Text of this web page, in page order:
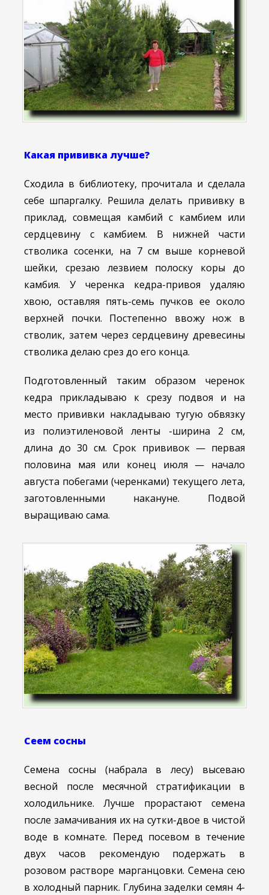
Какая прививка лучше?
Сходила в библиотеку, прочитала и сделала
себе шпаргалку. Решила делать прививку в
приклад, совмещая камбий с камбием или
сердцевину с камбием. В нижней части
стволика сосенки, на 7 см выше корневой
шейки, срезаю лезвием полоску коры до
камбия. У черенка кедра-привоя удаляю
хвою, оставляя пять-семь пучков ее около
верхней почки. Постепенно ввожу нож в
стволик, затем через сердцевину древесины
стволика делаю срез до его конца.
Подготовленный таким образом черенок
кедра прикладываю к срезу подвоя и на
место прививки накладываю тугую обвязку
из полиэтиленовой ленты -ширина 2 см,
длина до 30 см. Срок прививок — первая
половина мая или конец июля — начало
августа побегами (черенками) текущего лета,
заготовленными накануне. Подвой
выращиваю сама.
Сеем сосны
Семена сосны (набрала в лесу) высеваю
весной после месячной стратификации в
холодильнике. Лучше прорастают семена
после замачивания их на сутки-двое в чистой
воде в комнате. Перед посевом в течение
двух часов рекомендую подержать в
розовом растворе марганцовки. Семена сею
в холодный парник. Глубина заделки семян 4-